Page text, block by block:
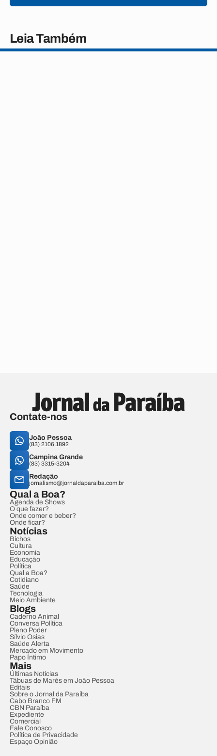
Leia Também
Contate-nos
João Pessoa
(83) 2106.1892
Campina Grande
(83) 3315-3204
Redação
jornalismo@jornaldaparaiba.com.br
Qual a Boa?
Agenda de Shows
O que fazer?
Onde comer e beber?
Onde ficar?
Notícias
Bichos
Cultura
Economia
Educação
Política
Qual a Boa?
Cotidiano
Saúde
Tecnologia
Meio Ambiente
Blogs
Caderno Animal
Conversa Política
Pleno Poder
Sílvio Osias
Saúde Alerta
Mercado em Movimento
Papo Íntimo
Mais
Últimas Notícias
Tábuas de Marés em João Pessoa
Editais
Sobre o Jornal da Paraíba
Cabo Branco FM
CBN Paraíba
Expediente
Comercial
Fale Conosco
Política de Privacidade
Espaço Opinião